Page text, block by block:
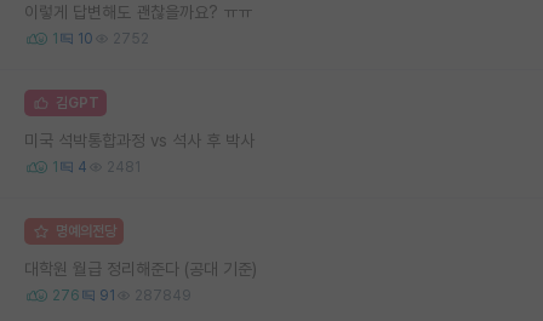
이렇게 답변해도 괜찮을까요? ㅠㅠ
1 10 2752
김GPT
미국 석박통합과정 vs 석사 후 박사
1 4 2481
명예의전당
대학원 월급 정리해준다 (공대 기준)
276 91 287849